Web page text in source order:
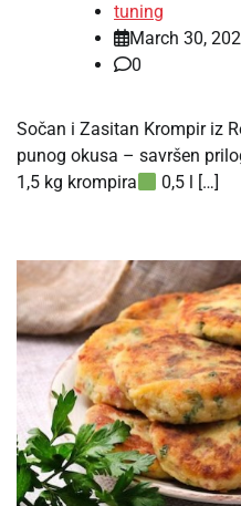
tuning
March 30,
0
Sočan i Zasitan Krompir iz
punog okusa – savršen
1,5 kg krompira
0,5 l […]